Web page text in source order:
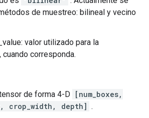
de muestreo: bilineal y vecino
valor utilizado para la
corresponda.
de forma 4-D [num_boxes,
crop_width, depth] .